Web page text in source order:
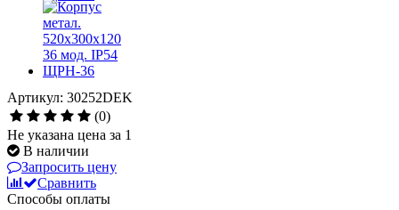
Артикул: 30252DEK
(0)
Не указана цена за 1
В наличии
Запросить цену
Сравнить
Способы оплаты